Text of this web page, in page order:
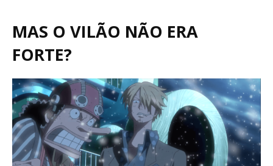
MAS O VILÃO NÃO ERA
FORTE?